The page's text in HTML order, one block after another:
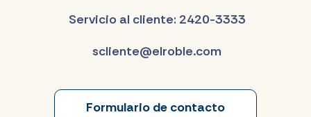
Servicio al cliente: 2420-3333
scliente@elroble.com
Formulario de contacto